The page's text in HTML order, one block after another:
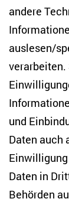
und der
befassen,
Am ZOiS
Research
Ukrainian
Forschung
Programme
Gesundheit
der
ihrer
andere
auslesen/
verarbeiten.
und
Daten auch
Daten in
Behörden